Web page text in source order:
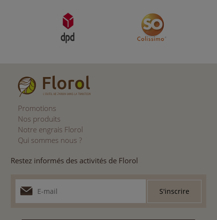
Promotions
Nos produits
Notre engrais Florol
Qui sommes nous ?
Restez informés des activités de Florol